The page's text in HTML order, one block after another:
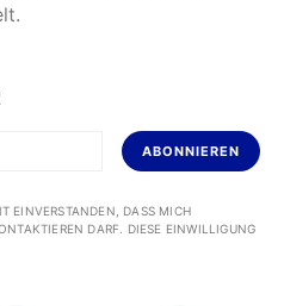
ABONNIEREN
EINVERSTANDEN, DASS MICH
DARF. DIESE EINWILLIGUNG